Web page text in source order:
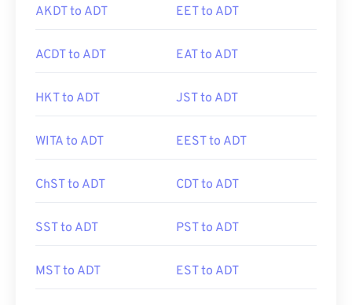
AKDT to ADT EET to ADT
ACDT to ADT EAT to ADT
HKT to ADT JST to ADT
WITA to ADT EEST to ADT
ChST to ADT CDT to ADT
SST to ADT PST to ADT
MST to ADT EST to ADT